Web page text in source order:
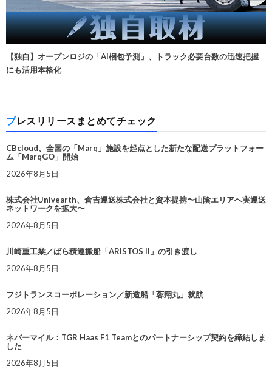
【独自】オープンロジの「AI梱包予測」、トラック必要台数の迅速把握
にも活用本格化
プレスリリースまとめてチェック
CBcloud、全国の「Marq」施設を起点とした新たな配送プラットフォー
ム「MarqGO」開始
2026年8月5日
株式会社Univearth、倉吉運送株式会社と資本提携〜山陰エリアへ実運送
ネットワークを拡大〜
2026年8月5日
川崎重工業／ばら積運搬船「ARISTOS II」の引き渡し
2026年8月5日
フジトランスコーポレーション／新造船「蓉翔丸」就航
2026年8月5日
ネバーマイル：TGR Haas F1 Teamとのパートナーシップ契約を締結しま
した
2026年8月5日